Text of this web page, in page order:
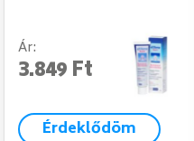
Ár:
3.849 Ft
Érdeklődöm